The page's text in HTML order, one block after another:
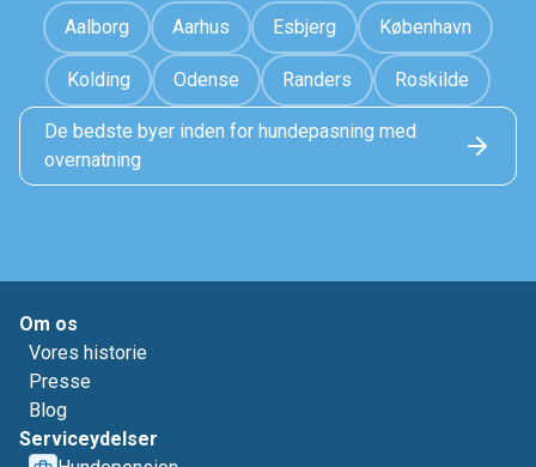
Aalborg Aarhus Esbjerg København
Kolding Odense Randers Roskilde
De bedste byer inden for hundepasning med
overnatning
Om os
Vores historie
Presse
Blog
Serviceydelser